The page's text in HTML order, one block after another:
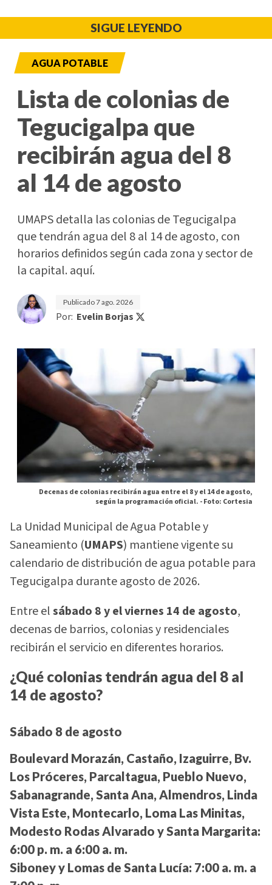
SIGUE LEYENDO
AGUA POTABLE
Lista de colonias de
Tegucigalpa que
recibirán agua del 8
al 14 de agosto
UMAPS detalla las colonias de Tegucigalpa
que tendrán agua del 8 al 14 de agosto, con
horarios definidos según cada zona y sector de
la capital. aquí.
Publicado7 ago. 2026
Por: Evelin Borjas
Decenas de colonias recibirán agua entre el 8 y el 14 de agosto,
según la programación oficial. -Foto: Cortesia
La Unidad Municipal de Agua Potable y
Saneamiento (UMAPS) mantiene vigente su
calendario de distribución de agua potable para
Tegucigalpa durante agosto de 2026.
Entre elsábado 8 y el viernes 14 de agosto,
decenas de barrios, colonias y residenciales
recibirán el servicio en diferentes horarios.
¿Qué colonias tendrán agua del 8 al
14 de agosto?
Sábado 8 de agosto
Boulevard Morazán, Castaño, Izaguirre, Bv.
Los Próceres, Parcaltagua, Pueblo Nuevo,
Sabanagrande, Santa Ana, Almendros, Linda
Vista Este, Montecarlo, Loma Las Minitas,
Modesto Rodas Alvarado y Santa Margarita:
6:00 p. m. a 6:00 a. m.
Siboney y Lomas de Santa Lucía: 7:00 a. m. a